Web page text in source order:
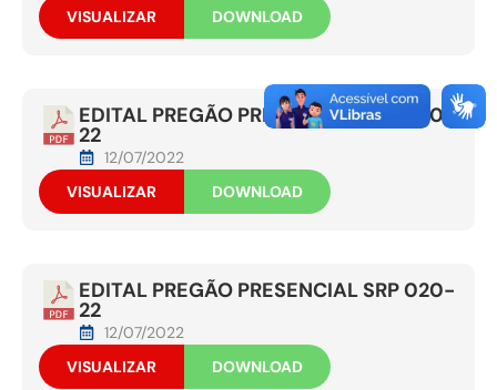
VISUALIZAR
DOWNLOAD
EDITAL PREGÃO PRESENCIAL SRP 020-
22
12/07/2022
VISUALIZAR
DOWNLOAD
EDITAL PREGÃO PRESENCIAL SRP 020-
22
12/07/2022
VISUALIZAR
DOWNLOAD